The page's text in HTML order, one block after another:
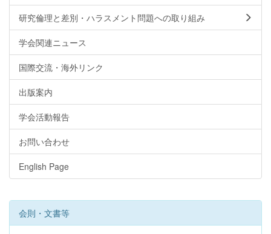
研究倫理と差別・ハラスメント問題への取り組み
学会関連ニュース
国際交流・海外リンク
出版案内
学会活動報告
お問い合わせ
English Page
会則・文書等